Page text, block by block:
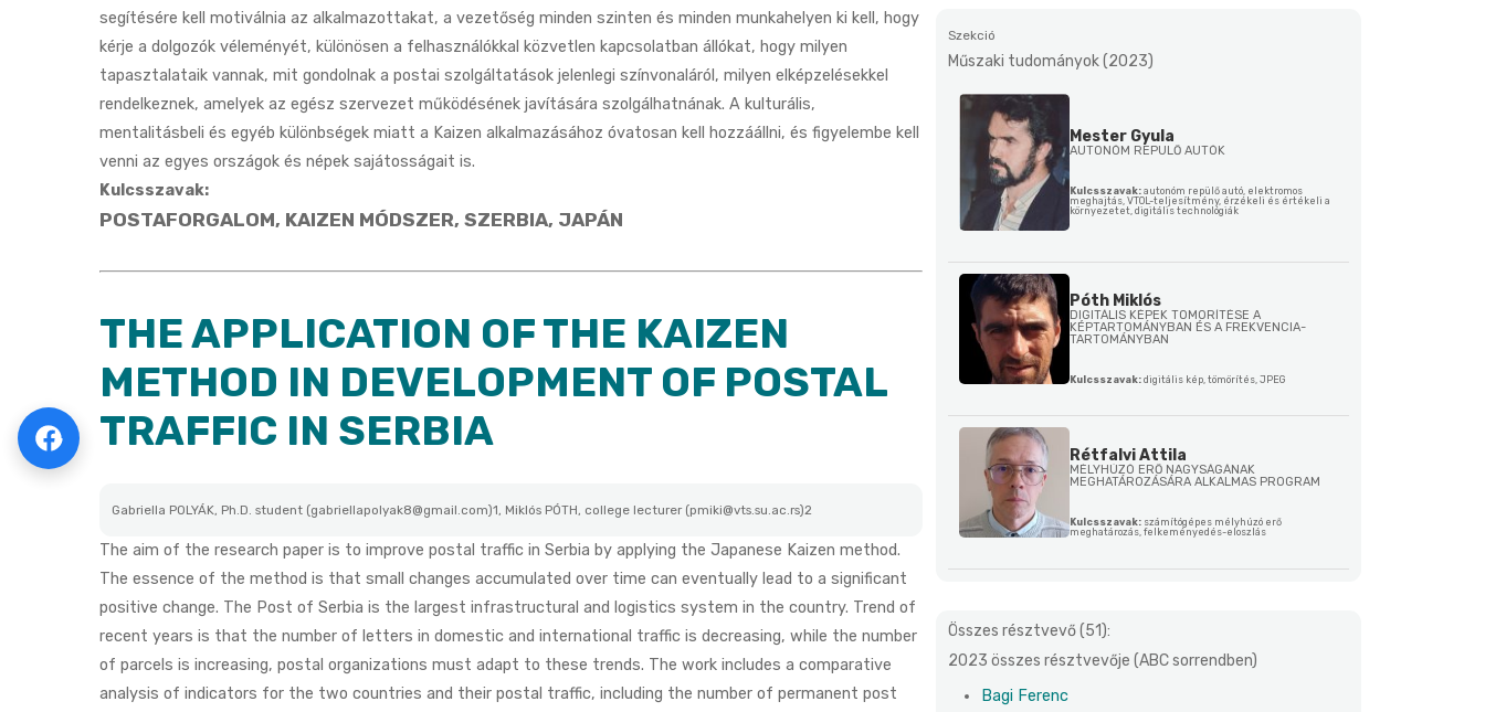
segítésére kell motiválnia az alkalmazottakat, a vezetőség minden szinten és minden munkahelyen ki kell, hogy
kérje a dolgozók véleményét, különösen a felhasználókkal közvetlen kapcsolatban állókat, hogy milyen
tapasztalataik vannak, mit gondolnak a postai szolgáltatások jelenlegi színvonaláról, milyen elképzelésekkel
rendelkeznek, amelyek az egész szervezet működésének javítására szolgálhatnának. A kulturális,
mentalitásbeli és egyéb különbségek miatt a Kaizen alkalmazásához óvatosan kell hozzáállni, és figyelembe kell
venni az egyes országok és népek sajátosságait is.
Kulcsszavak:
POSTAFORGALOM, KAIZEN MÓDSZER, SZERBIA, JAPÁN
THE APPLICATION OF THE KAIZEN
METHOD IN DEVELOPMENT OF POSTAL
TRAFFIC IN SERBIA
Gabriella POLYÁK, Ph.D. student (gabriellapolyak8@gmail.com)1, Miklós PÓTH, college lecturer (pmiki@vts.su.ac.rs)2
The aim of the research paper is to improve postal traffic in Serbia by applying the Japanese Kaizen method.
The essence of the method is that small changes accumulated over time can eventually lead to a significant
positive change. The Post of Serbia is the largest infrastructural and logistics system in the country. Trend of
recent years is that the number of letters in domestic and international traffic is decreasing, while the number
of parcels is increasing, postal organizations must adapt to these trends. The work includes a comparative
analysis of indicators for the two countries and their postal traffic, including the number of permanent post
Szekció
Műszaki tudományok (2023)
Mester Gyula
AUTONÓM REPÜLŐ AUTÓK
Kulcsszavak:autonóm repülő autó, elektromos
meghajtás, VTOL-teljesítmény, érzékeli és értékeli a
környezetet, digitális technológiák
Póth Miklós
DIGITÁLIS KÉPEK TÖMÖRÍTÉSE A
KÉPTARTOMÁNYBAN ÉS A FREKVENCIA-
TARTOMÁNYBAN
Kulcsszavak:digitális kép, tömörítés, JPEG
Rétfalvi Attila
MÉLYHÚZÓ ERŐ NAGYSÁGÁNAK
MEGHATÁROZÁSÁRA ALKALMAS PROGRAM
Kulcsszavak:számítógépes mélyhúzó erő
meghatározás, felkeményedés-eloszlás
Összes résztvevő (51):
2023 összes résztvevője (ABC sorrendben)
Bagi Ferenc